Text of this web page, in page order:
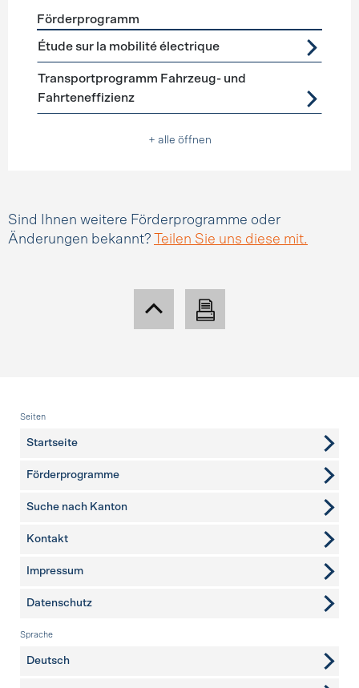
Förderprogramme Mobilitätsmanagement
Förderprogramm
Étude sur la mobilité électrique
Transportprogramm Fahrzeug- und
Fahrteneffizienz
+ alle öffnen
Sind Ihnen weitere Förderprogramme oder
Änderungen bekannt?
Teilen Sie uns diese mit.
Fusszeile
Seiten
Startseite
Förderprogramme
Suche nach Kanton
weitere Seiten
Kontakt
Impressum
Datenschutz
Sprache
Deutsch